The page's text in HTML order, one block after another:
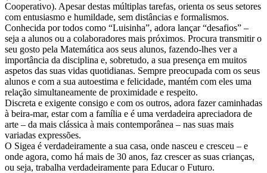
Cooperativo). Apesar destas múltiplas tarefas, orienta os seus setores
com entusiasmo e humildade, sem distâncias e formalismos.
Conhecida por todos como “Luisinha”, adora lançar “desafios” –
seja a alunos ou a colaboradores mais próximos. Procura transmitir o
seu gosto pela Matemática aos seus alunos, fazendo-lhes ver a
importância da disciplina e, sobretudo, a sua presença em muitos
aspetos das suas vidas quotidianas. Sempre preocupada com os seus
alunos e com a sua autoestima e felicidade, mantém com eles uma
relação simultaneamente de proximidade e respeito.
Discreta e exigente consigo e com os outros, adora fazer caminhadas
à beira-mar, estar com a família e é uma verdadeira apreciadora de
arte – da mais clássica à mais contemporânea – nas suas mais
variadas expressões.
O Sigea é verdadeiramente a sua casa, onde nasceu e cresceu – e
onde agora, como há mais de 30 anos, faz crescer as suas crianças,
ou seja, trabalha verdadeiramente para Educar o Futuro.